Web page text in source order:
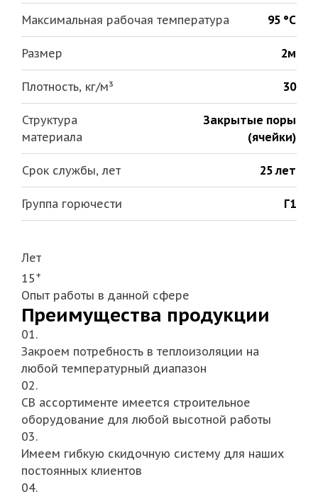
Максимальная рабочая температура 95 °С
Размер 2м
Плотность, кг/м³ 30
Структура
материала
Закрытые поры
(ячейки)
Срок службы, лет 25 лет
Группа горючести Г1
Лет
15+
Опыт работы в данной сфере
Преимущества продукции
01.
Закроем потребность в теплоизоляции на
любой температурный диапазон
02.
СВ ассортименте имеется строительное
оборудование для любой высотной работы
03.
Имеем гибкую скидочную систему для наших
постоянных клиентов
04.